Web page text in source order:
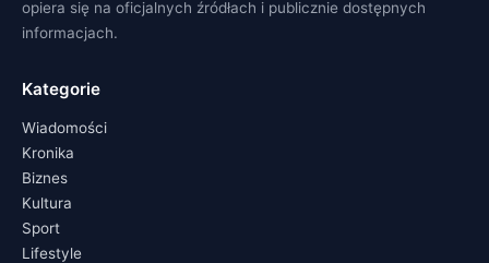
opiera się na oficjalnych źródłach i publicznie dostępnych
informacjach.
Kategorie
Wiadomości
Kronika
Biznes
Kultura
Sport
Lifestyle